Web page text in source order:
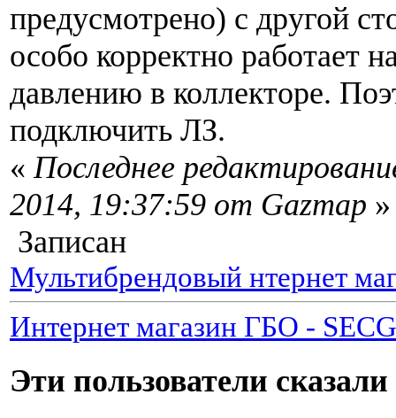
предусмотрено) с другой
особо корректно работает
давлению в коллекторе.
подключить ЛЗ.
« Последнее
2014, 19:37:59 от Gazmap »
Записан
Мультибрендовый нтернет
Интернет магазин ГБО -
Эти пользователи